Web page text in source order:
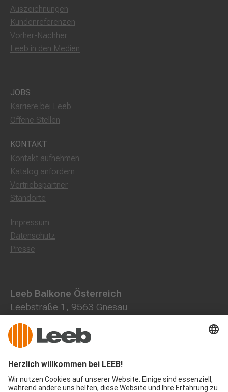
Auszeichnungen
Kundenreferenzen
Vorher-Nachher
Leeb in den Medien
JOBS
Karriere bei Leeb
Offene Stellen
KONTAKT
Kontakt aufnehmen
Katalog anfordern
Vertriebspartner
Standorte
Impressum
Datenschutz
Presse
Leeb Balkone Österreich
Leebstraße 1, 9563 Gnesau
0800 202013
+43 4278 7000
office@leeb-balkone.com